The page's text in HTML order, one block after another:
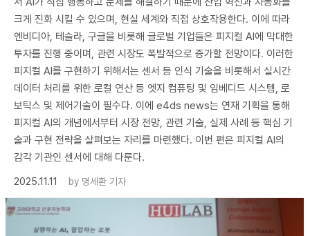
크게 진화 시킬 수 있으며, 현실 세계와 직접 상호작용한다. 이에 따라
엔비디아, 테슬라, 구글을 비롯해 글로벌 기업들은 피지컬 AI에 막대한
투자를 진행 중이며, 관련 시장도 폭발적으로 증가할 전망이다. 이러한
피지컬 AI를 구현하기 위해서는 센서 등 인식 기술을 비롯해서 실시간
데이터 처리를 위한 로컬 연산 등 엣지 컴퓨팅 및 임베디드 시스템, 로
보틱스 및 제어기술이 필수다. 이에 e4ds news는 연재 기획을 통해
피지컬 AI의 개념에서부터 시장 전망, 관련 기술, 실제 사례 등 핵심 기
술과 구현 전략을 살펴보는 자리를 마련했다. 이번 편은 피지컬 AI의
감각 기관인 센서에 대해 다룬다.
2025.11.11
by 명세환 기자